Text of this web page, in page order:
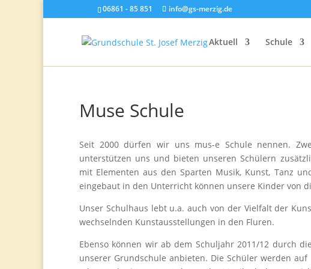
06861 - 85 851 info@gs-merzig.de
Aktuell Schule
Muse Schule
Seit 2000 dürfen wir uns mus-e Schule nennen.
unterstützen uns und bieten unseren Schülern
mit Elementen aus den Sparten Musik, Kunst, Tanz
eingebaut in den Unterricht können unsere Kinder von
Unser Schulhaus lebt u.a. auch von der Vielfalt der
wechselnden Kunstausstellungen in den Fluren.
Ebenso können wir ab dem Schuljahr 2011/12 durch
unserer Grundschule anbieten. Die Schüler werden